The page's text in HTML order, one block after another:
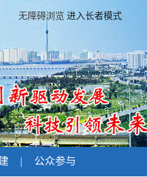
无障碍浏览 进入长者模式
| 公众参与